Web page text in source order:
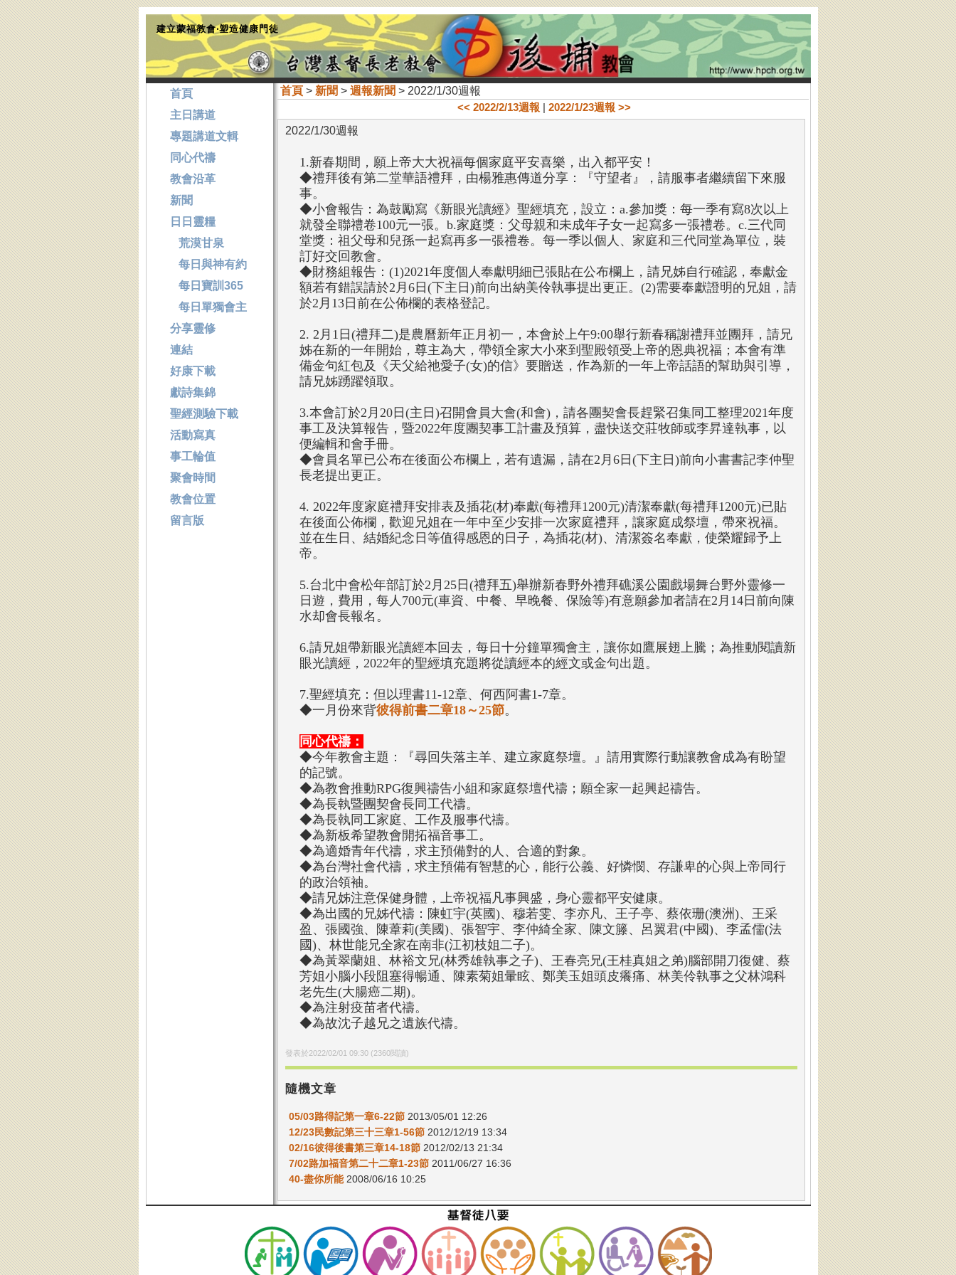
建立蒙福教會‧塑造健康門徒
首頁> 新聞 > 週報新聞 > 2022/1/30週報
<< 2022/2/13週報 | 2022/1/23週報 >>
2022/1/30週報
1.新春期間，願上帝大大祝福每個家庭平安喜樂，出入都平安！
◆禮拜後有第二堂華語禮拜，由楊雅惠傳道分享：『守望者』，請服事者繼續留下來服
事。
◆小會報告：為鼓勵寫《新眼光讀經》聖經填充，設立：a.參加獎：每一季有寫8次以上
就發全聯禮卷100元一張。b.家庭獎：父母親和未成年子女一起寫多一張禮卷。c.三代同
堂獎：祖父母和兒孫一起寫再多一張禮卷。每一季以個人、家庭和三代同堂為單位，裝
訂好交回教會。
◆財務組報告：(1)2021年度個人奉獻明細已張貼在公布欄上，請兄姊自行確認，奉獻金
額若有錯誤請於2月6日(下主日)前向出納美伶執事提出更正。(2)需要奉獻證明的兄姐，請
於2月13日前在公佈欄的表格登記。
2. 2月1日(禮拜二)是農曆新年正月初一，本會於上午9:00舉行新春稱謝禮拜並團拜，請兄
姊在新的一年開始，尊主為大，帶領全家大小來到聖殿領受上帝的恩典祝福；本會有準
備金句紅包及《天父給祂愛子(女)的信》要贈送，作為新的一年上帝話語的幫助與引導，
請兄姊踴躍領取。
3.本會訂於2月20日(主日)召開會員大會(和會)，請各團契會長趕緊召集同工整理2021年度
事工及決算報告，暨2022年度團契事工計畫及預算，盡快送交莊牧師或李昇達執事，以
便編輯和會手冊。
◆會員名單已公布在後面公布欄上，若有遺漏，請在2月6日(下主日)前向小書書記李仲聖
長老提出更正。
4. 2022年度家庭禮拜安排表及插花(材)奉獻(每禮拜1200元)清潔奉獻(每禮拜1200元)已貼
在後面公佈欄，歡迎兄姐在一年中至少安排一次家庭禮拜，讓家庭成祭壇，帶來祝福。
並在生日、結婚紀念日等值得感恩的日子，為插花(材)、清潔簽名奉獻，使榮耀歸予上
帝。
5.台北中會松年部訂於2月25日(禮拜五)舉辦新春野外禮拜礁溪公園戲場舞台野外靈修一
日遊，費用，每人700元(車資、中餐、早晚餐、保險等)有意願參加者請在2月14日前向陳
水却會長報名。
6.請兄姐帶新眼光讀經本回去，每日十分鐘單獨會主，讓你如鷹展翅上騰；為推動閱讀新
眼光讀經，2022年的聖經填充題將從讀經本的經文或金句出題。
7.聖經填充：但以理書11-12章、何西阿書1-7章。
◆一月份來背彼得前書二章18～25節。
同心代禱：
◆今年教會主題：『尋回失落主羊、建立家庭祭壇。』請用實際行動讓教會成為有盼望
的記號。
◆為教會推動RPG復興禱告小組和家庭祭壇代禱；願全家一起興起禱告。
◆為長執暨團契會長同工代禱。
◆為長執同工家庭、工作及服事代禱。
◆為新板希望教會開拓福音事工。
◆為適婚青年代禱，求主預備對的人、合適的對象。
◆為台灣社會代禱，求主預備有智慧的心，能行公義、好憐憫、存謙卑的心與上帝同行
的政治領袖。
◆請兄姊注意保健身體，上帝祝福凡事興盛，身心靈都平安健康。
◆為出國的兄姊代禱：陳虹宇(英國)、穆若雯、李亦凡、王子亭、蔡依珊(澳洲)、王采
盈、張國強、陳葦莉(美國)、張智宇、李仲綺全家、陳文籐、呂翼君(中國)、李孟儒(法
國)、林世能兄全家在南非(江初枝姐二子)。
◆為黃翠蘭姐、林裕文兄(林秀雄執事之子)、王春亮兄(王桂真姐之弟)腦部開刀復健、蔡
芳姐小腦小段阻塞得暢通、陳素菊姐暈眩、鄭美玉姐頭皮癢痛、林美伶執事之父林鴻科
老先生(大腸癌二期)。
◆為注射疫苗者代禱。
◆為故沈子越兄之遺族代禱。
發表於2022/02/01 09:30(2360閱讀)
隨機文章
05/03路得記第一章6-22節2013/05/01 12:26
12/23民數記第三十三章1-56節2012/12/19 13:34
02/16彼得後書第三章14-18節2012/02/13 21:34
7/02路加福音第二十二章1-23節2011/06/27 16:36
40-盡你所能2008/06/16 10:25
首頁
主日講道
專題講道文輯
同心代禱
教會沿革
新聞
日日靈糧
荒漠甘泉
每日與神有約
每日寶訓365
每日單獨會主
分享靈修
連結
好康下載
獻詩集錦
聖經測驗下載
活動寫真
事工輪值
聚會時間
教會位置
留言版